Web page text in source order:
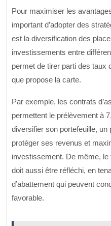
Pour maximiser les
important d’adopter des
est la diversification des
investissements entre
permet de tirer parti des taux
que propose la carte.
Par exemple, les contrats
permettent le prélèvement à
diversifier son portefeuille, un
protéger ses revenus et
investissement. De même,
doit aussi être réfléchi, en
d’abattement qui peuvent
favorable.